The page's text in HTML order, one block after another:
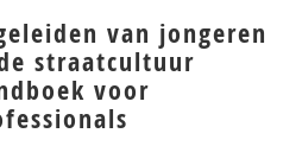
van jongeren
straatcultuur
voor